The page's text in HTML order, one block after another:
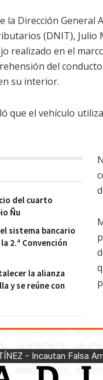
la Dirección
(DNIT), Julio
realizado en el
del
su interior.
que el vehículo
del cuarto
Ñu
sistema bancario
2.ª Convención
la alianza
y se reúne con